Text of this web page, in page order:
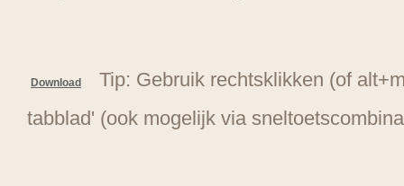
Download
Tip: Gebruik rechtsklikken (of
tabblad' (ook mogelijk via